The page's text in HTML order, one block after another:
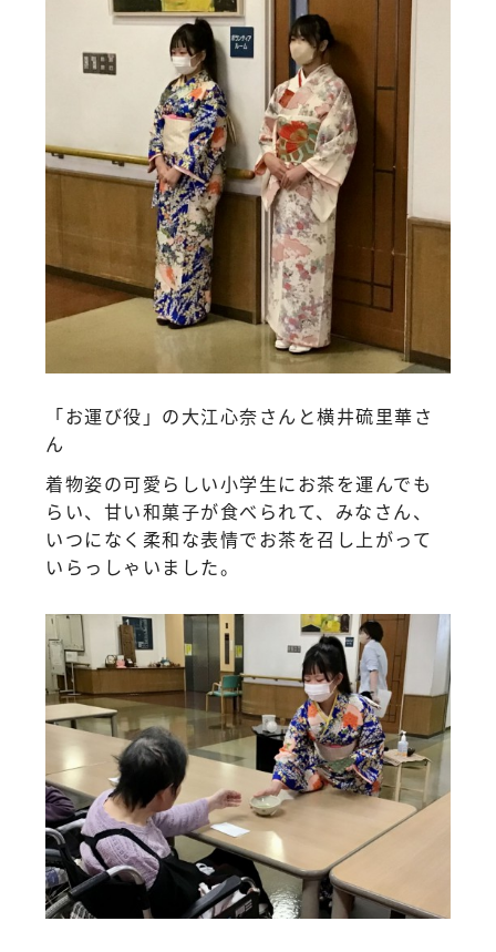
「お運び役」の大江心奈さんと横井硫里華さ
ん
着物姿の可愛らしい小学生にお茶を運んでも
らい、甘い和菓子が食べられて、みなさん、
いつになく柔和な表情でお茶を召し上がって
いらっしゃいました。